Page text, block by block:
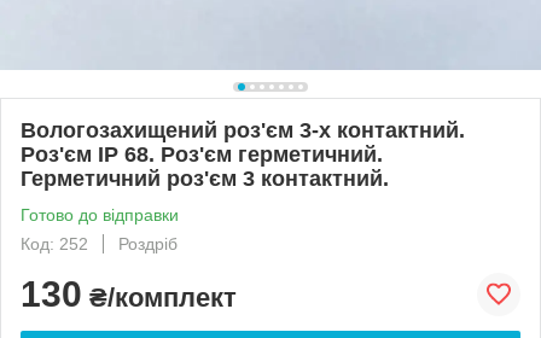
Вологозахищений роз'єм 3-х контактний.
Роз'єм IP 68. Роз'єм герметичний.
Герметичний роз'єм 3 контактний.
Готово до відправки
Код: 252
Роздріб
130 ₴/комплект